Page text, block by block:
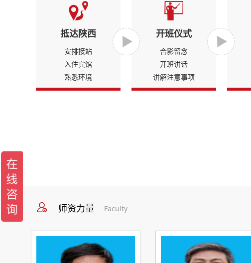
抵达陕西
安排接站
入住宾馆
熟悉环境
开班仪式
合影留念
开班讲话
讲解注意事项
师资力量 Faculty